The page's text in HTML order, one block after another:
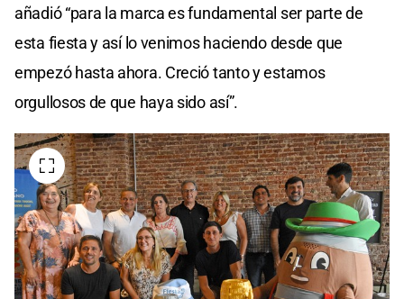
añadió “para la marca es fundamental ser parte de
esta fiesta y así lo venimos haciendo desde que
empezó hasta ahora. Creció tanto y estamos
orgullosos de que haya sido así”.